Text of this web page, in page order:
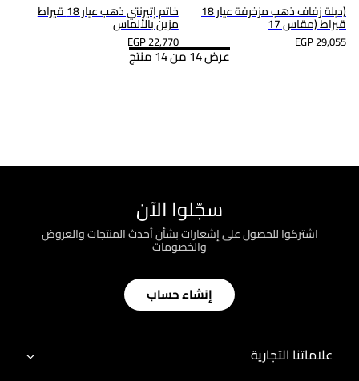
(دبلة زفاف ذهب مزخرفة عيار 18
قيراط (مقاس 17
EGP 29,055
خاتم إتيرنتي ذهب عيار 18 قيراط
مزين بالألماس
EGP 22,770
عرض 14 من 14 منتج
سجّلوا الآن
اشتركوا للحصول على إشعارات بشأن أحدث المنتجات والعروض
والخصومات
إنشاء حساب
علاماتنا التجارية